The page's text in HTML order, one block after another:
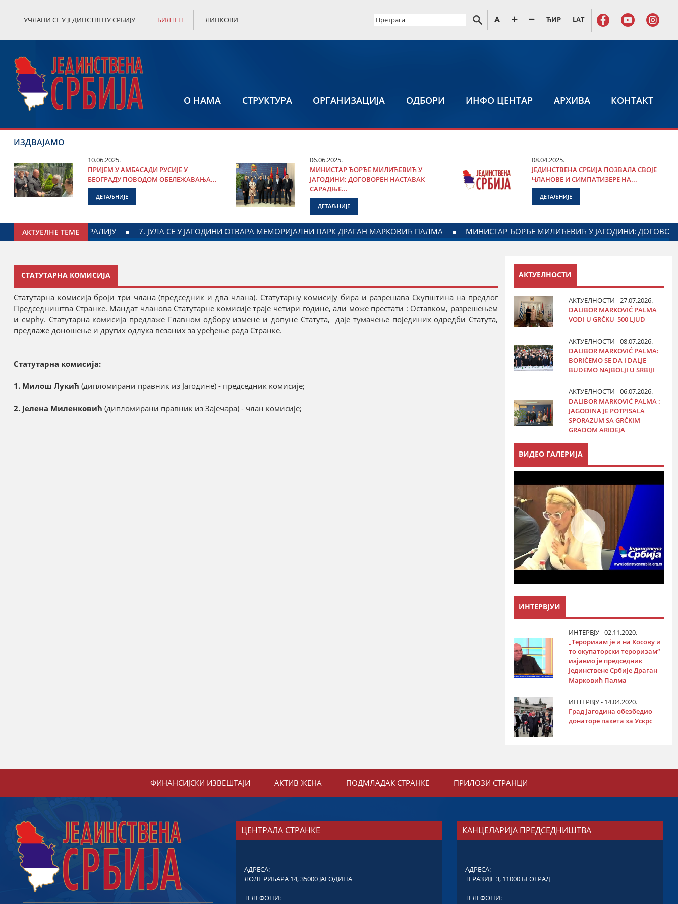
УЧЛАНИ СЕ У ЈЕДИНСТВЕНУ СРБИЈУ БИЛТЕН ЛИНКОВИ ЋИР LAT
О НАМА СТРУКТУРА ОРГАНИЗАЦИЈА ОДБОРИ ИНФО ЦЕНТАР АРХИВА КОНТАКТ
ИЗДВАЈАМО
10.06.2025.
ПРИЈЕМ У АМБАСАДИ РУСИЈЕ У
БЕОГРАДУ ПОВОДОМ ОБЕЛЕЖАВАЊА...
ДЕТАЉНИЈЕ
06.06.2025.
МИНИСТАР ЂОРЂЕ МИЛИЋЕВИЋ У
ЈАГОДИНИ: ДОГОВОРЕН НАСТАВАК
САРАДЊЕ...
ДЕТАЉНИЈЕ
08.04.2025.
ЈЕДИНСТВЕНА СРБИЈА ПОЗВАЛА СВОЈЕ
ЧЛАНОВЕ И СИМПАТИЗЕРЕ НА...
ДЕТАЉНИЈЕ
АКТУЕЛНЕ ТЕМЕ
ПАРК ДРАГАН МАРКОВИЋ ПАЛМА МИНИСТАР ЂОРЂЕ МИЛИЋЕВИЋ У ЈАГОДИНИ: ДОГОВОРЕН НАСТАВАК САРАДЊЕ ГРАДА ЈАГОДИНЕ И МИНИСТАРСТВА ЗАДУЖЕНОГ
СТАТУТАРНА КОМИСИЈА
Статутарна комисија броји три члана (председник и два члана). Статутарну комисију бира и разрешава Скупштина на предлог
Председништва Странке. Мандат чланова Статутарне комисије траје четири године, али може престати : Оставком, разрешењем
и смрћу. Статутарна комисија предлаже Главном одбору измене и допуне Статута, даје тумачење појединих одредби Статута,
предлаже доношење и других одлука везаних за уређење рада Странке.
Статутарна комисија:
1. Милош Лукић (дипломирани правник из Јагодине) - председник комисије;
2. Јелена Миленковић (дипломирани правник из Зајечара) - члан комисије;
АКТУЕЛНОСТИ
АКТУЕЛНОСТИ - 27.07.2026.
DALIBOR MARKOVIĆ PALMA
VODI U GRČKU 500 LJUD
АКТУЕЛНОСТИ - 08.07.2026.
DALIBOR MARKOVIĆ PALMA:
BORIĆEMO SE DA I DALJE
BUDEMO NAJBOLJI U SRBIJI
АКТУЕЛНОСТИ - 06.07.2026.
DALIBOR MARKOVIĆ PALMA :
JAGODINA JE POTPISALA
SPORAZUM SA GRČKIM
GRADOM ARIDEJA
ВИДЕО ГАЛЕРИЈА
ИНТЕРВЈУИ
ИНТЕРВЈУ - 02.11.2020.
„Тероризам је и на Косову и
то окупаторски тероризам“
изјавио је председник
Јединствене Србије Драган
Марковић Палма
ИНТЕРВЈУ - 14.04.2020.
Град Јагодина обезбедио
донаторе пакета за Ускрс
ФИНАНСИЈСКИ ИЗВЕШТАЈИ АКТИВ ЖЕНА ПОДМЛАДАК СТРАНКЕ ПРИЛОЗИ СТРАНЦИ
ЦЕНТРАЛА СТРАНКЕ
АДРЕСА:
ЛОЛЕ РИБАРА 14, 35000 ЈАГОДИНА
ТЕЛЕФОНИ:
КАНЦЕЛАРИЈА ПРЕДСЕДНИШТВА
АДРЕСА:
ТЕРАЗИЈЕ 3, 11000 БЕОГРАД
ТЕЛЕФОНИ: